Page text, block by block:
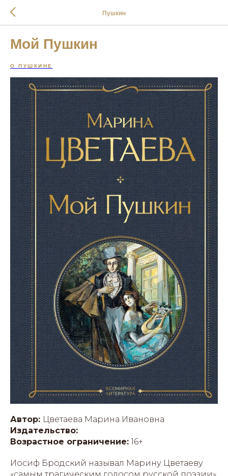
Пушкин
Мой Пушкин
О ПУШКИНЕ
Автор: Цветаева Марина Ивановна
Издательство:
Возрастное ограничение: 16+
Иосиф Бродский называл Марину Цветаеву
«самым трагическим голосом русской поэзии».